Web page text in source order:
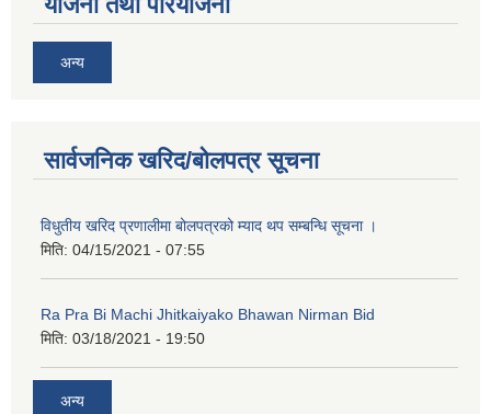
अन्य
सार्वजनिक खरिद/बोलपत्र सूचना
विधुतीय खरिद प्रणालीमा बोलपत्रको म्याद थप सम्बन्धि सूचना ।
मिति: 04/15/2021 - 07:55
Ra Pra Bi Machi Jhitkaiyako Bhawan Nirman Bid
मिति: 03/18/2021 - 19:50
अन्य